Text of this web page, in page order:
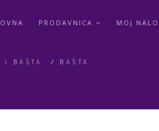
PRODAVNICA MOJ
I BAŠTA / BAŠTA